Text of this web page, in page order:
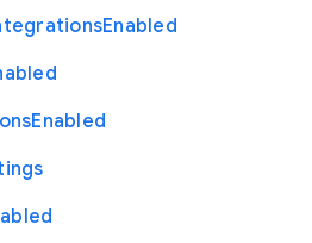
Enabled
Enabled